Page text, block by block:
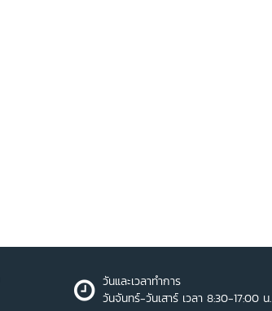
วันและเวลาทำการ​
วันจันทร์-วันเสาร์ เวลา 8:30-17:00 น.